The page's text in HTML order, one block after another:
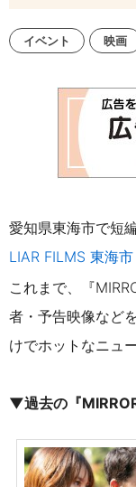
イベント 映画
愛知県東海市で短
LIAR FILMS 東海市
これまで、『
者・予告映像など
けでホットなニュ
▼過去の『